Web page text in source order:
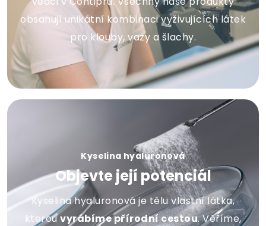
obsahují unikátní kombinaci vyživujících látek
pro klouby, vazy a šlachy.
Kyselina hyaluronová
Objevte její potenciál
Kyselina hyaluronová je tělu vlastní látka,
kterouvyrábíme přírodní cestou. Věříme,